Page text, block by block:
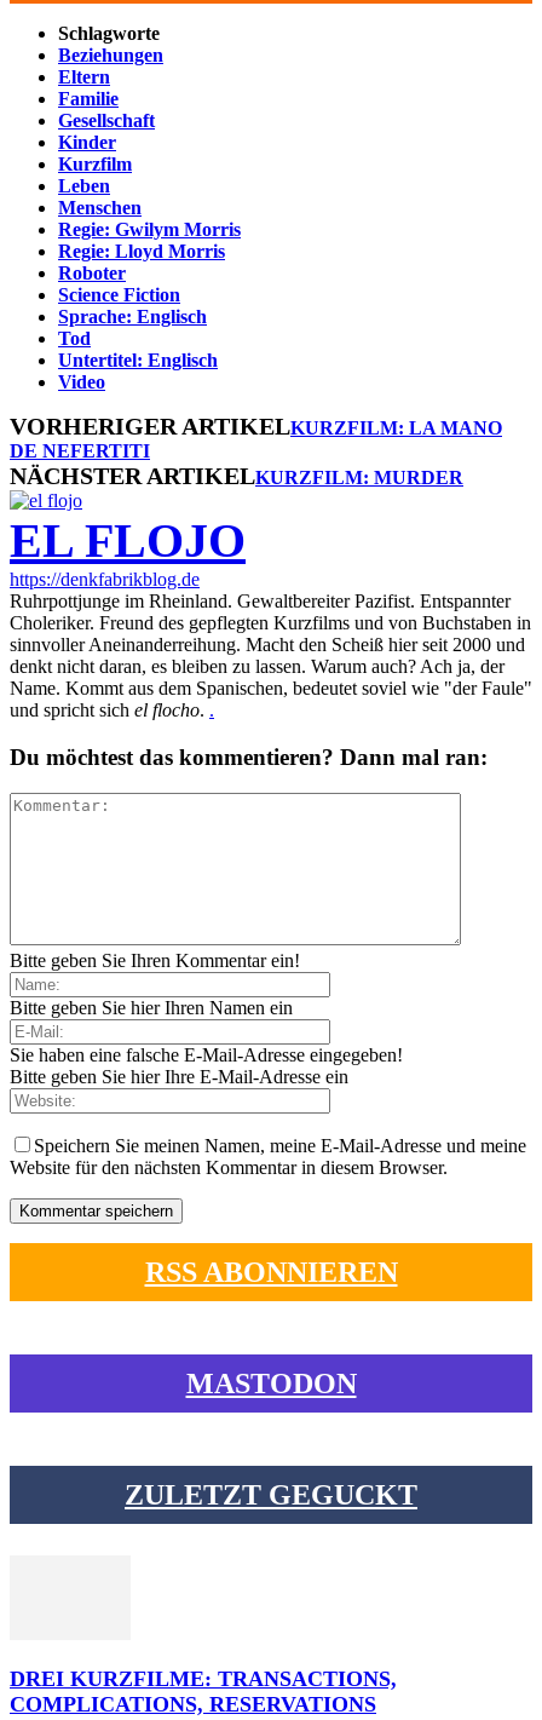
Schlagworte
Beziehungen
Eltern
Familie
Gesellschaft
Kinder
Kurzfilm
Leben
Menschen
Regie: Gwilym Morris
Regie: Lloyd Morris
Roboter
Science Fiction
Sprache: Englisch
Tod
Untertitel: Englisch
Video
VORHERIGER ARTIKELKURZFILM: LA MANO
DE NEFERTITI
NÄCHSTER ARTIKELKURZFILM: MURDER
EL FLOJO
https://denkfabrikblog.de
Ruhrpottjunge im Rheinland. Gewaltbereiter Pazifist. Entspannter
Choleriker. Freund des gepflegten Kurzfilms und von Buchstaben in
sinnvoller Aneinanderreihung. Macht den Scheiß hier seit 2000 und
denkt nicht daran, es bleiben zu lassen. Warum auch? Ach ja, der
Name. Kommt aus dem Spanischen, bedeutet soviel wie "der Faule"
und spricht sich el flocho. .
Du möchtest das kommentieren? Dann mal ran:
Bitte geben Sie Ihren Kommentar ein!
Bitte geben Sie hier Ihren Namen ein
Sie haben eine falsche E-Mail-Adresse eingegeben!
Bitte geben Sie hier Ihre E-Mail-Adresse ein
Speichern Sie meinen Namen, meine E-Mail-Adresse und meine
Website für den nächsten Kommentar in diesem Browser.
RSS ABONNIEREN
MASTODON
ZULETZT GEGUCKT
DREI KURZFILME: TRANSACTIONS,
COMPLICATIONS, RESERVATIONS